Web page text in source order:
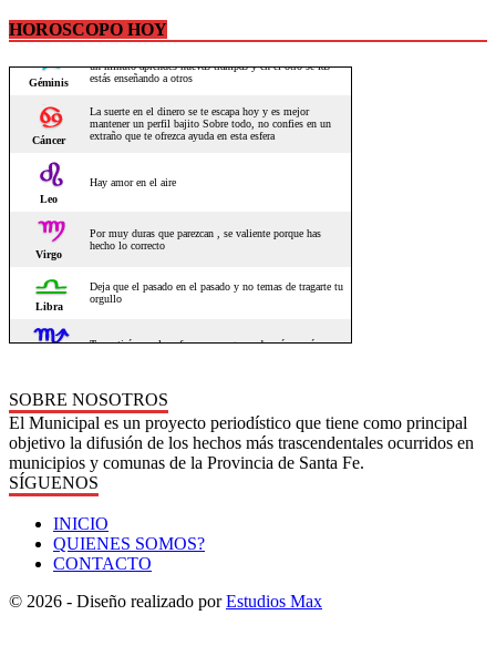
HOROSCOPO HOY
SOBRE NOSOTROS
El Municipal es un proyecto periodístico que tiene como principal
objetivo la difusión de los hechos más trascendentales ocurridos en
municipios y comunas de la Provincia de Santa Fe.
SÍGUENOS
INICIO
QUIENES SOMOS?
CONTACTO
© 2026 - Diseño realizado porEstudios Max